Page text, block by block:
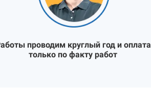
проводим круглый год и оплата
только по факту работ